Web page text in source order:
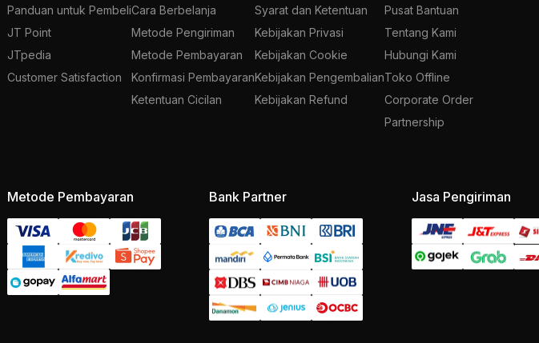
Panduan untuk Pembeli
JT Point
JTpedia
Customer Satisfaction
Cara Berbelanja
Metode Pengiriman
Metode Pembayaran
Konfirmasi Pembayaran
Ketentuan Cicilan
Syarat dan Ketentuan
Kebijakan Privasi
Kebijakan Cookie
Kebijakan Pengembalian
Kebijakan Refund
Pusat Bantuan
Tentang Kami
Hubungi Kami
Toko Offline
Corporate Order
Partnership
Metode Pembayaran Bank Partner Jasa Pengiriman